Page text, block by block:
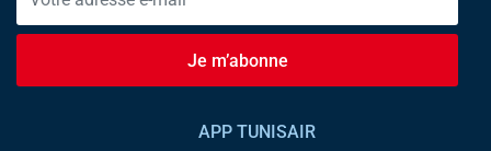
Je m’abonne
APP TUNISAIR